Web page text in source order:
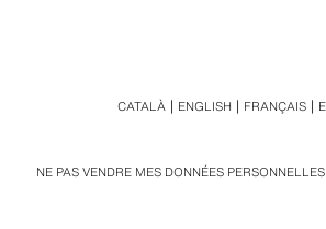
NE PAS VENDRE MES DONNÉES PERSONNELLES
CATALÀ ENGLISH FRANÇAIS